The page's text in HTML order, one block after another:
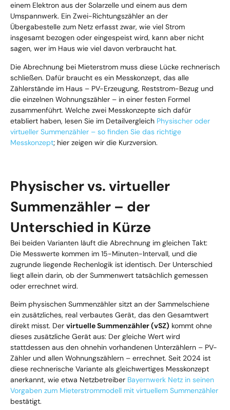
einem Elektron aus der Solarzelle und einem aus dem
Umspannwerk. Ein Zwei-Richtungszähler an der
Übergabestelle zum Netz erfasst zwar, wie viel Strom
insgesamt bezogen oder eingespeist wird, kann aber nicht
sagen, wer im Haus wie viel davon verbraucht hat.
Die Abrechnung bei Mieterstrom muss diese Lücke rechnerisch
schließen. Dafür braucht es ein Messkonzept, das alle
Zählerstände im Haus – PV-Erzeugung, Reststrom-Bezug und
die einzelnen Wohnungszähler – in einer festen Formel
zusammenführt. Welche zwei Messkonzepte sich dafür
etabliert haben, lesen Sie im Detailvergleich Physischer oder
virtueller Summenzähler – so finden Sie das richtige
Messkonzept; hier zeigen wir die Kurzversion.
Physischer vs. virtueller
Summenzähler – der
Unterschied in Kürze
Bei beiden Varianten läuft die Abrechnung im gleichen Takt:
Die Messwerte kommen im 15-Minuten-Intervall, und die
zugrunde liegende Rechenlogik ist identisch. Der Unterschied
liegt allein darin, ob der Summenwert tatsächlich gemessen
oder errechnet wird.
Beim physischen Summenzähler sitzt an der Sammelschiene
ein zusätzliches, real verbautes Gerät, das den Gesamtwert
direkt misst. Der virtuelle Summenzähler (vSZ) kommt ohne
dieses zusätzliche Gerät aus: Der gleiche Wert wird
stattdessen aus den ohnehin vorhandenen Unterzählern – PV-
Zähler und allen Wohnungszählern – errechnet. Seit 2024 ist
diese rechnerische Variante als gleichwertiges Messkonzept
anerkannt, wie etwa Netzbetreiber Bayernwerk Netz in seinen
Vorgaben zum Mieterstrommodell mit virtuellem Summenzähler
bestätigt.